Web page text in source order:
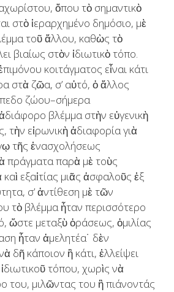
ὅπου τὸ σημαντικὸ
στὸ ἱεραρχημένο δημόσιο, μὲ
τοῦ ἄλλου, καθὼς τὸ
βιαίως στὸν ἰδιωτικὸ τόπο.
κοιτάγματος εἶναι κάτι
στὰ ζῶα, σ’ αὐτό, ὁ ἄλλος
ζώου–σήμερα
βλέμμα στὴν εὐγενικὴ
τὴν εἰρωνικὴ ἀδιαφορία γιὰ
τῆς ἐνασχολήσεως
πράγματα παρὰ μὲ τοὺς
εξαἰτίας μιᾶς ἀσφαλοῦς ἐξ
σ’ ἀντίθεση μὲ τῶν
τὸ βλέμμα ἦταν περισσότερο
ὥστε μεταξὺ ὁράσεως, ὁμιλίας
ἦταν ἀμελητέα˙ δὲν
δῆ κάποιον ἢ κάτι, ἐλλείψει
τόπου, χωρὶς νὰ
του, μιλῶντας του ἢ πιάνοντάς